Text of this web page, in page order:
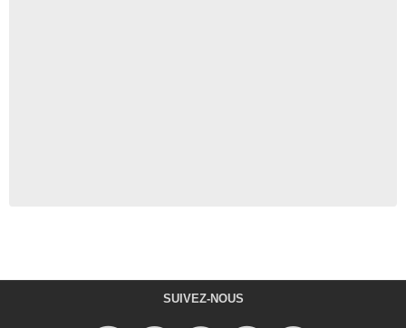
SUIVEZ-NOUS